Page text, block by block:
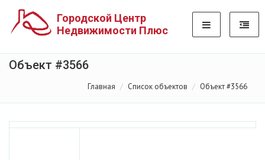
Городской Центр
Недвижимости Плюс
Объект #3566
Главная Список объектов Объект #3566